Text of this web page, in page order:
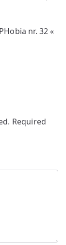
nr. 32 «
Required